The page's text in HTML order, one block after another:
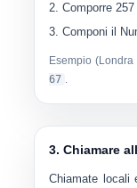
Comporre257
Componi il
Esempio
67 .
3. Chiamare
Chiamate locali